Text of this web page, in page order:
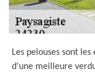
Les pelouses sont
d'une meilleure